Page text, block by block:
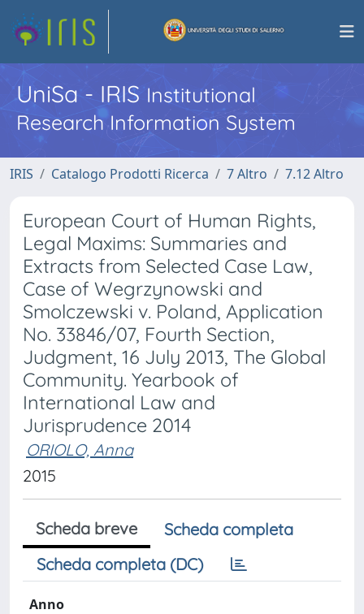
UniSa - IRISInstitutional
Research Information System
IRIS Catalogo Prodotti Ricerca 7 Altro 7.12 Altro
European Court of Human Rights,
Legal Maxims: Summaries and
Extracts from Selected Case Law,
Case of Wegrzynowski and
Smolczewski v. Poland, Application
No. 33846/07, Fourth Section,
Judgment, 16 July 2013, The Global
Community. Yearbook of
International Law and
Jurisprudence 2014
ORIOLO, Anna
2015
Scheda breve
Scheda completa
Scheda completa (DC)
Anno